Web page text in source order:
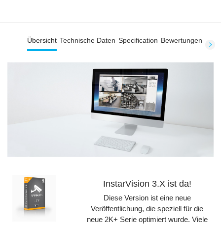
Übersicht Technische Daten Specification Bewertungen
InstarVision 3.X ist da!
Diese Version ist eine neue
Veröffentlichung, die speziell für die
neue 2K+ Serie optimiert wurde. Viele